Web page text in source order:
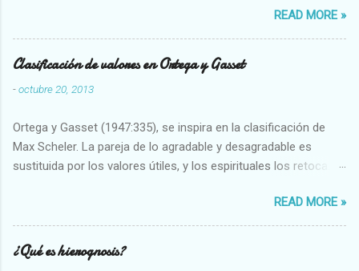
READ MORE »
Clasificación de valores en Ortega y Gasset
-octubre 20, 2013
Ortega y Gasset (1947:335), se inspira en la clasificación de
Max Scheler. La pareja de lo agradable y desagradable es
sustituida por los valores útiles, y los espirituales los retoca.
Abundante-Escaso,etc 2 VITALES Sano-Enfermo Selecto-
Vulgar Enérgico-Inerte Fuerte-Débil,etc. 3 ESPIRITUALES a)
Intelectuales Conocimiento-Error Exacto-Aproximado
Evidente-Probable,etc b) Morales Bueno-malo Bondadoso-
READ MORE »
¿Qué es hierognosis?